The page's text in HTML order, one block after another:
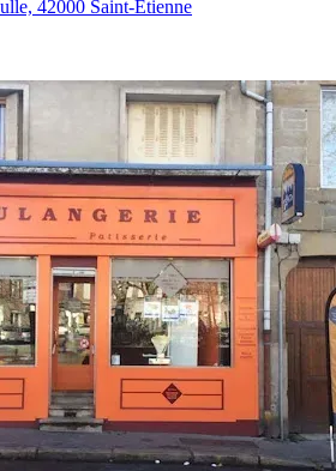
42000 Saint-Étienne